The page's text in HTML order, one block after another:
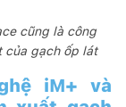
cũng là công
của gạch ốp lát
iM+ và